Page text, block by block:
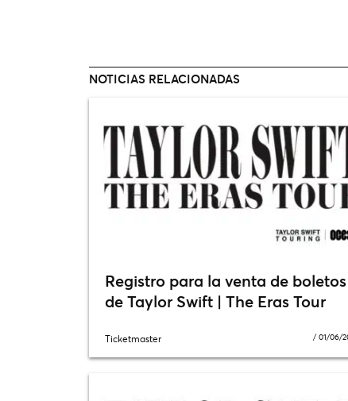
NOTICIAS RELACIONADAS
Registro para la venta de boletos
de Taylor Swift | The Eras Tour
Ticketmaster /01/06/